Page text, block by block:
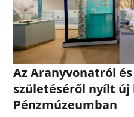
Az Aranyvonatról
születéséről nyílt új
Pénzmúzeumban